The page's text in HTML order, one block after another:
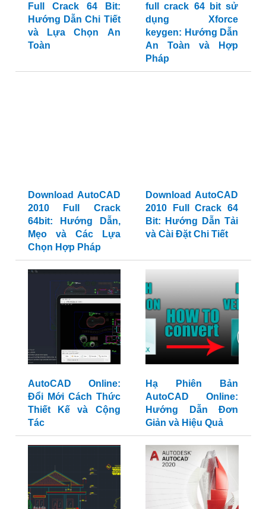
Full Crack 64 Bit:
Hướng Dẫn Chi Tiết
và Lựa Chọn An
Toàn
full crack 64 bit sử
dụng Xforce
keygen: Hướng Dẫn
An Toàn và Hợp
Pháp
Download AutoCAD
2010 Full Crack
64bit: Hướng Dẫn,
Mẹo và Các Lựa
Chọn Hợp Pháp
Download AutoCAD
2010 Full Crack 64
Bit: Hướng Dẫn Tải
và Cài Đặt Chi Tiết
AutoCAD Online:
Đổi Mới Cách Thức
Thiết Kế và Cộng
Tác
Hạ Phiên Bản
AutoCAD Online:
Hướng Dẫn Đơn
Giản và Hiệu Quả